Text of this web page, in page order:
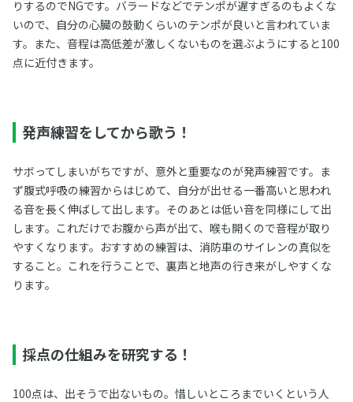
りするのでNGです。バラードなどでテンポが遅すぎるのもよくな
いので、自分の心臓の鼓動くらいのテンポが良いと言われていま
す。また、音程は高低差が激しくないものを選ぶようにすると100
点に近付きます。
発声練習をしてから歌う！
サボってしまいがちですが、意外と重要なのが発声練習です。ま
ず腹式呼吸の練習からはじめて、自分が出せる一番高いと思われ
る音を長く伸ばして出します。そのあとは低い音を同様にして出
します。これだけでお腹から声が出て、喉も開くので音程が取り
やすくなります。おすすめの練習は、消防車のサイレンの真似を
すること。これを行うことで、裏声と地声の行き来がしやすくな
ります。
採点の仕組みを研究する！
100点は、出そうで出ないもの。惜しいところまでいくという人